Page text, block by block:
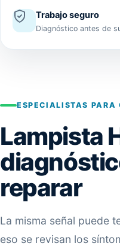
Trabajo seguro
Diagnóstico antes de
ESPECIALISTAS PARA
Lampista
reparar
La misma señal puede
eso se revisan los